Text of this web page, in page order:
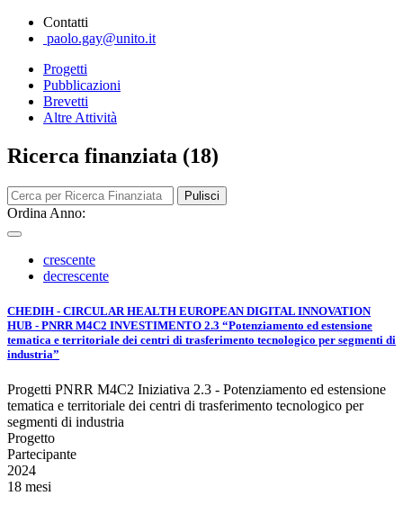
Contatti
paolo.gay@unito.it
Progetti
Pubblicazioni
Brevetti
Altre Attività
Ricerca finanziata (18)
Pulisci
Ordina Anno:
crescente
decrescente
CHEDIH - CIRCULAR HEALTH EUROPEAN DIGITAL INNOVATION
HUB - PNRR M4C2 INVESTIMENTO 2.3 “Potenziamento ed estensione
tematica e territoriale dei centri di trasferimento tecnologico per segmenti di
industria”
Progetti PNRR M4C2 Iniziativa 2.3 - Potenziamento ed estensione
tematica e territoriale dei centri di trasferimento tecnologico per
segmenti di industria
Progetto
Partecipante
2024
18 mesi